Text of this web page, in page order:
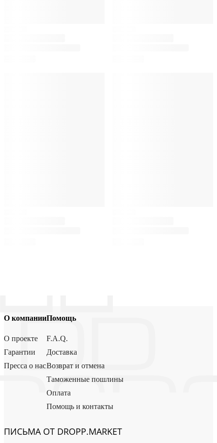
О компании
О проекте
Гарантии
Пресса о нас
Помощь
F.A.Q.
Доставка
Возврат и отмена
Таможенные пошлины
Оплата
Помощь и контакты
ПИСЬМА ОТ DROPP.MARKET